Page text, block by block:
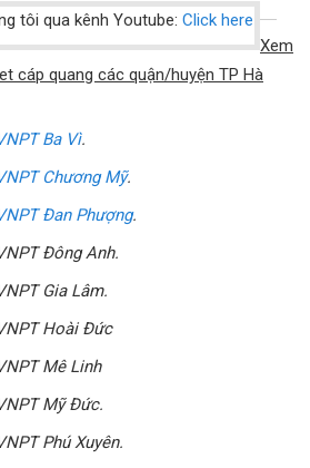
tôi qua kênh Youtube: Click here
Xem
cáp quang các quận/huyện TP Hà
Ba Vì.
Chương Mỹ.
Đan Phượng.
Đông Anh.
Gia Lâm.
Hoài Đức
Mê Linh
Mỹ Đức.
Phú Xuyên.